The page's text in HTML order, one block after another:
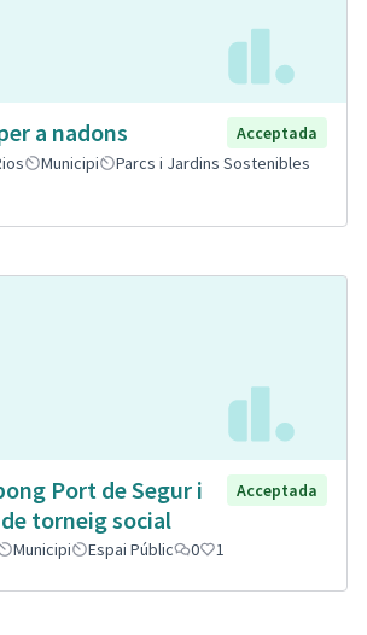
a nadons
Acceptada
Municipi
Parcs i Jardins Sostenibles
Port de Segur i
torneig social
Acceptada
Municipi Espai Públic 0 1